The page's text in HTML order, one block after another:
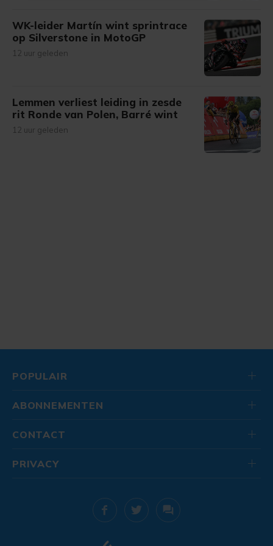
gemaakte keuze altijd wijzigen of intrekken.
WK-leider Martín wint sprintrace
op Silverstone in MotoGP
12 uur geleden
Lemmen verliest leiding in zesde
rit Ronde van Polen, Barré wint
12 uur geleden
POPULAIR
ABONNEMENTEN
CONTACT
PRIVACY